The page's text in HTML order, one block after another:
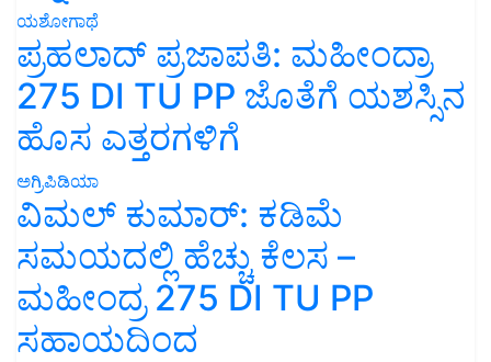
ಯಶೋಗಾಥೆ
ಪ್ರಹಲಾದ್ ಪ್ರಜಾಪತಿ: ಮಹೀಂದ್ರಾ
275 DI TU PP ಜೊತೆಗೆ ಯಶಸ್ಸಿನ
ಹೊಸ ಎತ್ತರಗಳಿಗೆ
ಅಗ್ರಿಪಿಡಿಯಾ
ವಿಮಲ್ ಕುಮಾರ್: ಕಡಿಮೆ
ಸಮಯದಲ್ಲಿ ಹೆಚ್ಚು ಕೆಲಸ –
ಮಹೀಂದ್ರ 275 DI TU PP
ಸಹಾಯದಿಂದ